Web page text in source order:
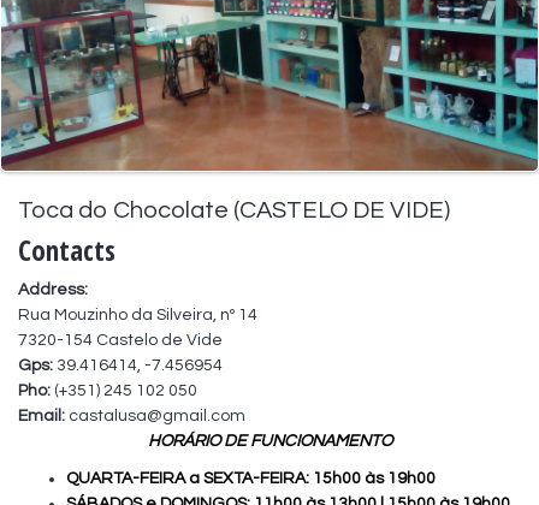
Toca do Chocolate (CASTELO DE VIDE)
Contacts
Address:
Rua Mouzinho da Silveira, nº 14
7320-154 Castelo de Vide
Gps: 39.416414, -7.456954
Pho: (+351) 245 102 050
Email: castalusa@gmail.com
HORÁRIO DE FUNCIONAMENTO
QUARTA-FEIRA a SEXTA-FEIRA: 15h00 às 19h00